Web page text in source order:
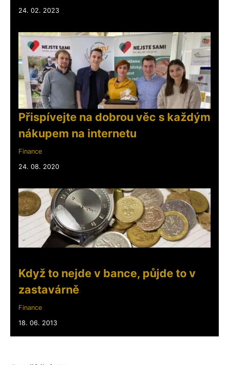
24. 02. 2023
Přispívejte na dobrou věc s každým
nákupem na internetu
Finance
24. 08. 2020
Když to nejde v bance, půjde to v
zastavárně
Finance
18. 06. 2013